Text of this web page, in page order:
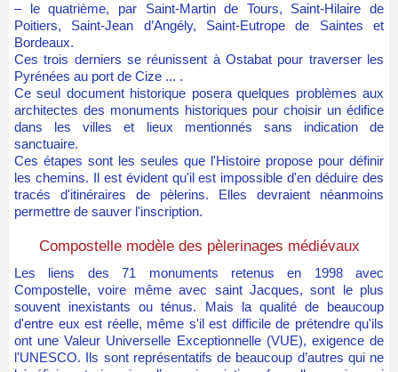
– le quatrième, par Saint-Martin de Tours, Saint-Hilaire de
Poitiers, Saint-Jean d’Angély, Saint-Eutrope de Saintes et
Bordeaux.
Ces trois derniers se réunissent à Ostabat pour traverser les
Pyrénées au port de Cize ... .
Ce seul document historique posera quelques problèmes aux
architectes des monuments historiques pour choisir un édifice
dans les villes et lieux mentionnés sans indication de
sanctuaire.
Ces étapes sont les seules que l'Histoire propose pour définir
les chemins. Il est évident qu'il est impossible d'en déduire des
tracés d'itinéraires de pèlerins. Elles devraient néanmoins
permettre de sauver l'inscription.
Compostelle modèle des pèlerinages médiévaux
Les liens des 71 monuments retenus en 1998 avec
Compostelle, voire même avec saint Jacques, sont le plus
souvent inexistants ou ténus. Mais la qualité de beaucoup
d'entre eux est réelle, même s'il est difficile de prétendre qu'ils
ont une Valeur Universelle Exceptionnelle (VUE), exigence de
l'UNESCO. Ils sont représentatifs de beaucoup d’autres qui ne